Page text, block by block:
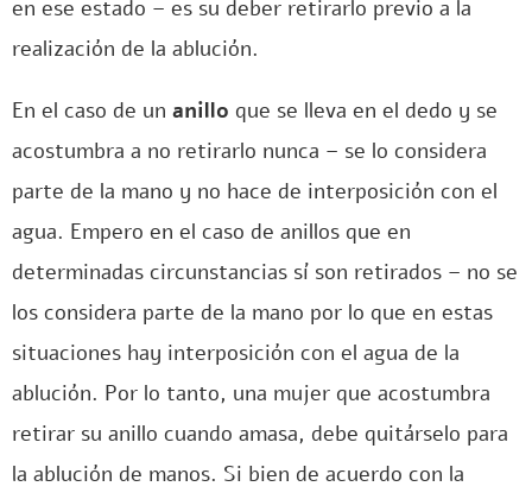
en ese estado – es su deber retirarlo previo a la
realización de la ablución.
En el caso de un anillo que se lleva en el dedo y se
acostumbra a no retirarlo nunca – se lo considera
parte de la mano y no hace de interposición con el
agua. Empero en el caso de anillos que en
determinadas circunstancias sí son retirados – no se
los considera parte de la mano por lo que en estas
situaciones hay interposición con el agua de la
ablución. Por lo tanto, una mujer que acostumbra
retirar su anillo cuando amasa, debe quitárselo para
la ablución de manos. Si bien de acuerdo con la